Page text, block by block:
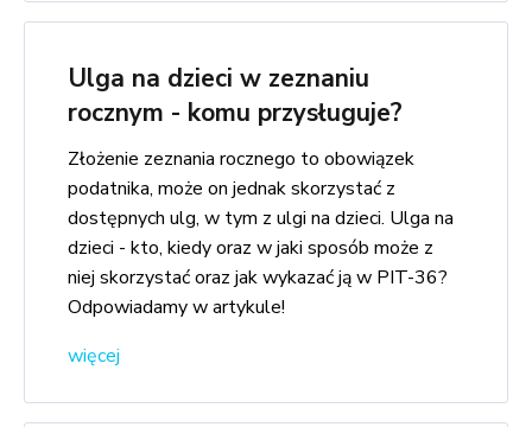
Ulga na dzieci w zeznaniu
rocznym - komu przysługuje?
Złożenie zeznania rocznego to obowiązek
podatnika, może on jednak skorzystać z
dostępnych ulg, w tym z ulgi na dzieci. Ulga na
dzieci - kto, kiedy oraz w jaki sposób może z
niej skorzystać oraz jak wykazać ją w PIT-36?
Odpowiadamy w artykule!
więcej